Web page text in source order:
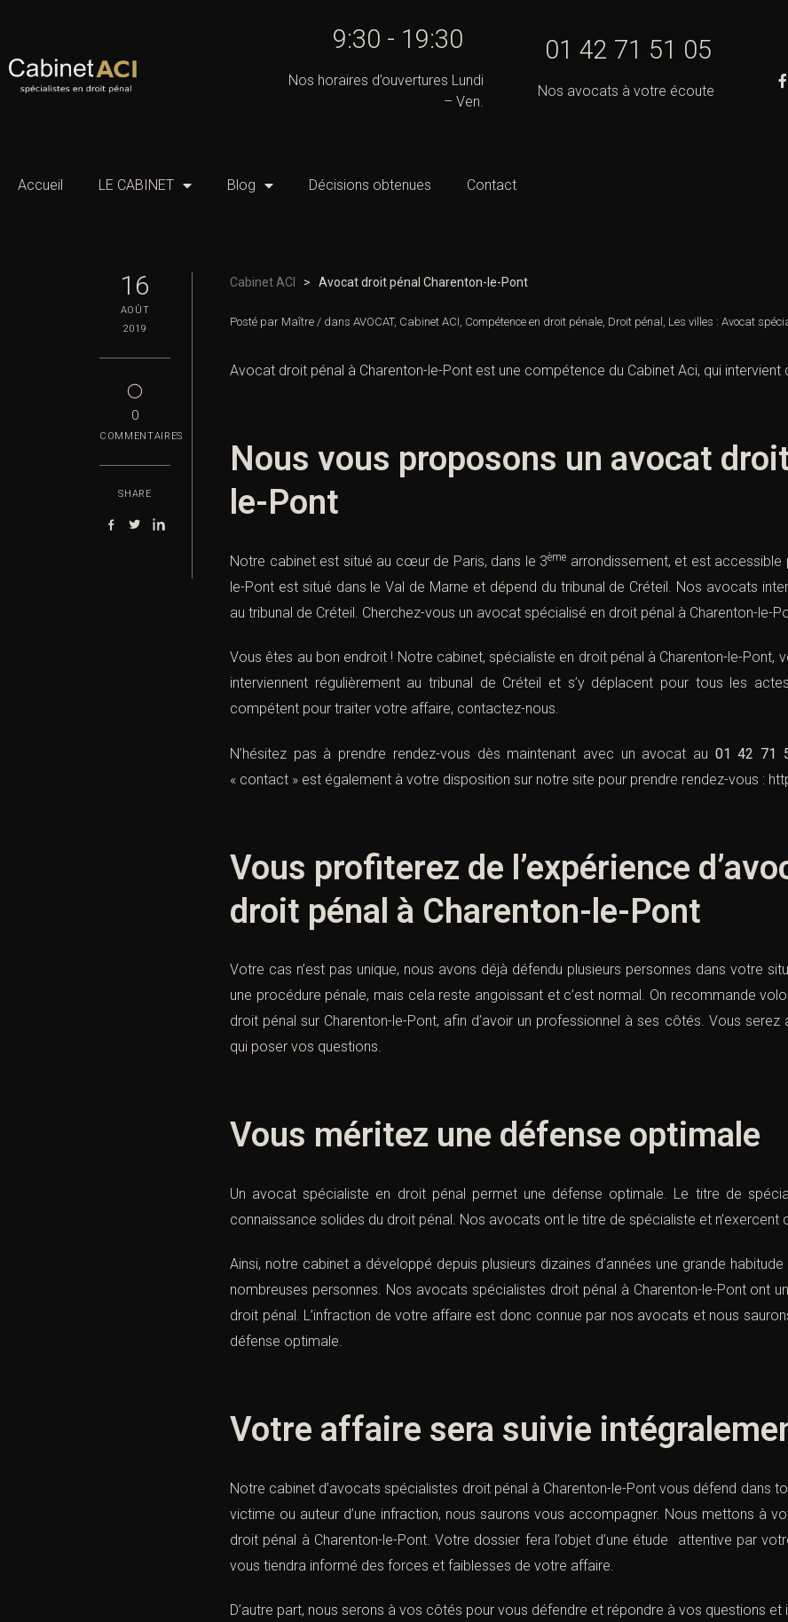
9:30 - 19:30
Nos horaires d’ouvertures Lundi
– Ven.
01 42 71 51 05
Nos avocats à votre écoute
Accueil LE CABINET Blog Décisions obtenues Contact
16
AOÛT
2019
◯
0
COMMENTAIRES
SHARE
Cabinet ACI > Avocat droit pénal Charenton-le-Pont
Posté par Maître / dans AVOCAT, Cabinet ACI, Compétence en droit pénale, Droit pénal , Les villes : Avocat
Avocat droit pénal à Charenton-le-Pont est une compétence du Cabinet Aci, qui intervient
Nous vous proposons un avocat
le-Pont
Notre cabinet est situé au cœur de Paris, dans le 3ème arrondissement, et est accessible
le-Pont est situé dans le Val de Marne et dépend du tribunal de Créteil . Nos avocats
au tribunal de Créteil. Cherchez-vous un avocat spécialisé en droit pénal à Charenton-le-
Vous êtes au bon endroit ! Notre cabinet, spécialiste en droit pénal à Charenton-le-
interviennent régulièrement au tribunal de Créteil et s’y déplacent pour tous les
compétent pour traiter votre affaire, contactez-nous.
N’hésitez pas à prendre rendez-vous dès maintenant avec un avocat au 01 42 71
« contact » est également à votre disposition sur notre site pour prendre rendez-vous :
Vous profiterez de l’expérience
droit pénal à Charenton-le-Pont
Votre cas n’est pas unique, nous avons déjà défendu plusieurs personnes dans votre
une procédure pénale, mais cela reste angoissant et c’est normal. On recommande
droit pénal sur Charenton-le-Pont, afin d’avoir un professionnel à ses côtés. Vous
qui poser vos questions.
Vous méritez une défense optimale
Un avocat spécialiste en droit pénal permet une défense optimale. Le titre de
connaissance solides du droit pénal. Nos avocats ont le titre de spécialiste et n’exercent
Ainsi, notre cabinet a développé depuis plusieurs dizaines d’années une grande
nombreuses personnes. Nos avocats spécialistes droit pénal à Charenton-le-Pont ont
droit pénal. L’infraction de votre affaire est donc connue par nos avocats et nous
défense optimale.
Votre affaire sera suivie
Notre cabinet d’avocats spécialistes droit pénal à Charenton-le-Pont vous défend dans
victime ou auteur d’une infraction, nous saurons vous accompagner. Nous mettons à
droit pénal à Charenton-le-Pont. Votre dossier fera l’objet d’une étude attentive par
vous tiendra informé des forces et faiblesses de votre affaire.
D’autre part, nous serons à vos côtés pour vous défendre et répondre à vos questions et